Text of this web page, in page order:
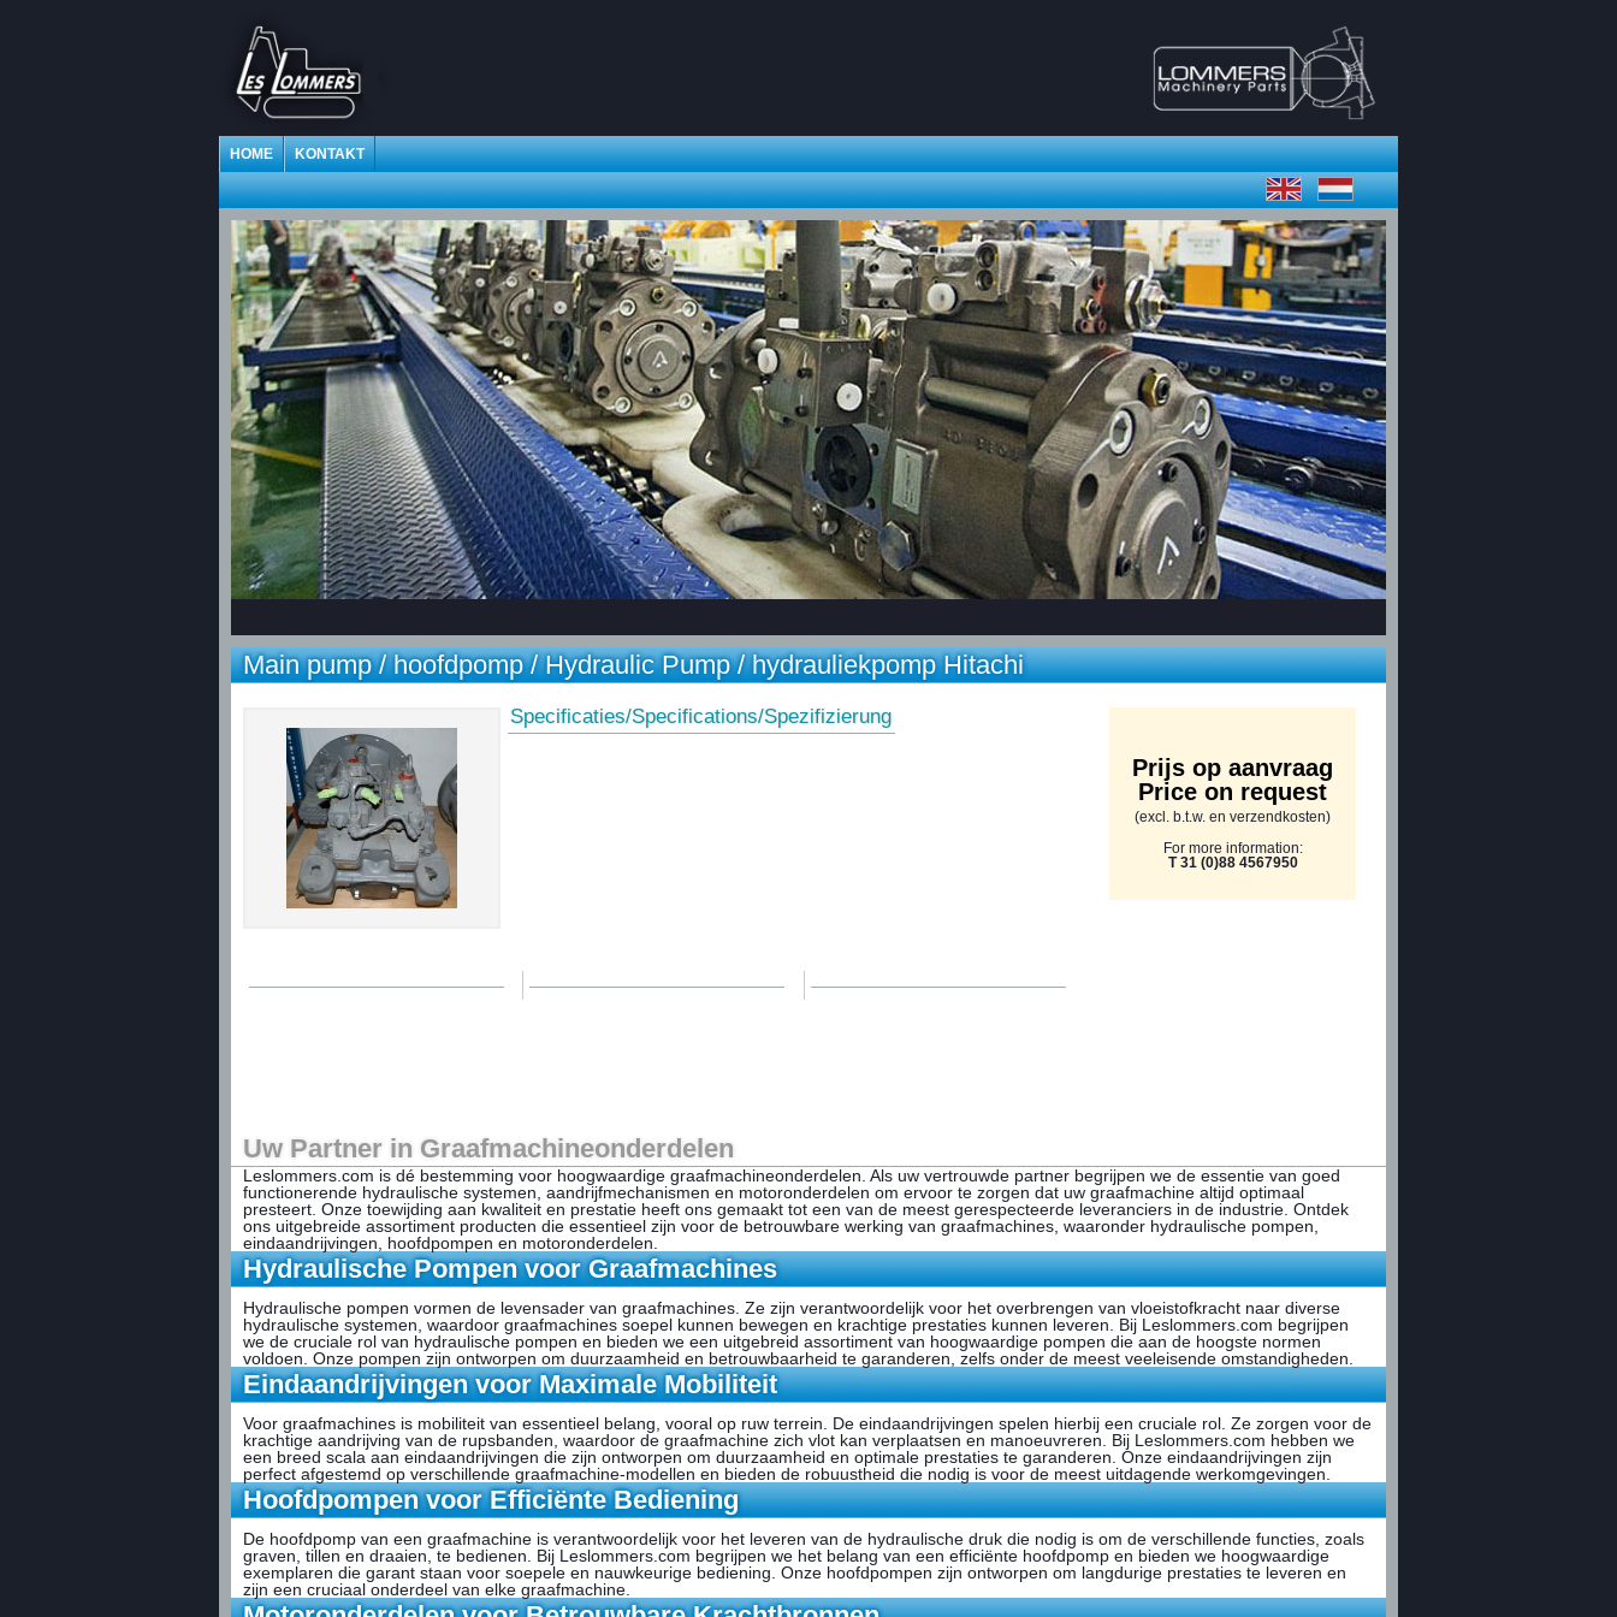
HOME KONTAKT
Main pump / hoofdpomp / Hydraulic Pump / hydrauliekpomp Hitachi
Specificaties/Specifications/Spezifizierung
Prijs op aanvraag
Price on request
(excl. b.t.w. en verzendkosten)
For more information:
T 31 (0)88 4567950
Uw Partner in Graafmachineonderdelen
Leslommers.com is dé bestemming voor hoogwaardige graafmachineonderdelen. Als uw vertrouwde partner begrijpen we de essentie van goed
functionerende hydraulische systemen, aandrijfmechanismen en motoronderdelen om ervoor te zorgen dat uw graafmachine altijd optimaal
presteert. Onze toewijding aan kwaliteit en prestatie heeft ons gemaakt tot een van de meest gerespecteerde leveranciers in de industrie. Ontdek
ons uitgebreide assortiment producten die essentieel zijn voor de betrouwbare werking van graafmachines, waaronder hydraulische pompen,
eindaandrijvingen, hoofdpompen en motoronderdelen.
Hydraulische Pompen voor Graafmachines
Hydraulische pompen vormen de levensader van graafmachines. Ze zijn verantwoordelijk voor het overbrengen van vloeistofkracht naar diverse
hydraulische systemen, waardoor graafmachines soepel kunnen bewegen en krachtige prestaties kunnen leveren. Bij Leslommers.com begrijpen
we de cruciale rol van hydraulische pompen en bieden we een uitgebreid assortiment van hoogwaardige pompen die aan de hoogste normen
voldoen. Onze pompen zijn ontworpen om duurzaamheid en betrouwbaarheid te garanderen, zelfs onder de meest veeleisende omstandigheden.
Eindaandrijvingen voor Maximale Mobiliteit
Voor graafmachines is mobiliteit van essentieel belang, vooral op ruw terrein. De eindaandrijvingen spelen hierbij een cruciale rol. Ze zorgen voor de
krachtige aandrijving van de rupsbanden, waardoor de graafmachine zich vlot kan verplaatsen en manoeuvreren. Bij Leslommers.com hebben we
een breed scala aan eindaandrijvingen die zijn ontworpen om duurzaamheid en optimale prestaties te garanderen. Onze eindaandrijvingen zijn
perfect afgestemd op verschillende graafmachine-modellen en bieden de robuustheid die nodig is voor de meest uitdagende werkomgevingen.
Hoofdpompen voor Efficiënte Bediening
De hoofdpomp van een graafmachine is verantwoordelijk voor het leveren van de hydraulische druk die nodig is om de verschillende functies, zoals
graven, tillen en draaien, te bedienen. Bij Leslommers.com begrijpen we het belang van een efficiënte hoofdpomp en bieden we hoogwaardige
exemplaren die garant staan voor soepele en nauwkeurige bediening. Onze hoofdpompen zijn ontworpen om langdurige prestaties te leveren en
zijn een cruciaal onderdeel van elke graafmachine.